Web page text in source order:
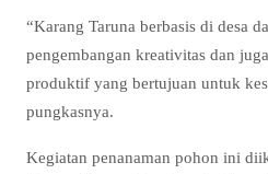
“Karang Taruna berbasis di desa
pengembangan kreativitas dan
produktif yang bertujuan untuk
pungkasnya.
Kegiatan penanaman pohon ini